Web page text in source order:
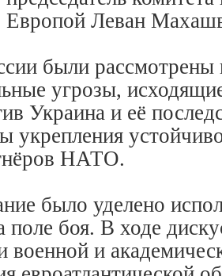
Европой Леван
были рассмотрены
угрозы,
Украина и её
укрепления
НАТО.
было уделено
поле боя. В ходе
военной и